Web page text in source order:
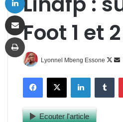
Foot 1 et 2
Lyonnel Mbeng Essone
FacebookX Linkedin
Ecouter l'article
Imprimer